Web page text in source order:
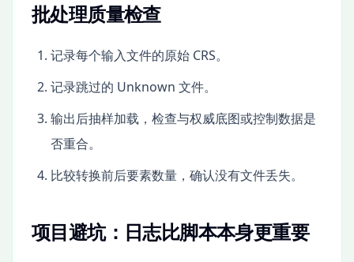
批处理质量检查
记录每个输入文件的原始 CRS。
记录跳过的 Unknown 文件。
输出后抽样加载，检查与权威底图或控制数据是
否重合。
比较转换前后要素数量，确认没有文件丢失。
项目避坑：日志比脚本本身更重要